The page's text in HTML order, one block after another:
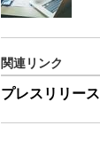
関連リンク
プレスリリース